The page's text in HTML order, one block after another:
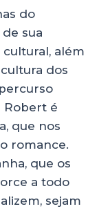
do
sua
além
dos
Robert é
que nos
romance.
que os
a todo
sejam